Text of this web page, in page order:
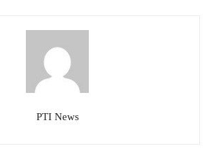
PTI News